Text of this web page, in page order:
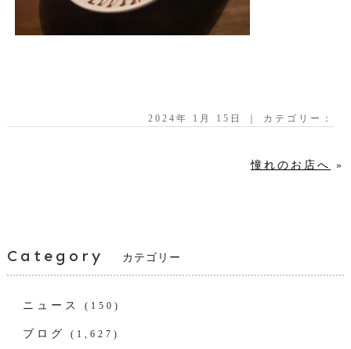
2024年 1月 15日 ｜ カテゴリー：
憧れのお店へ »
Category カテゴリー
ニュース (150)
ブログ (1,627)